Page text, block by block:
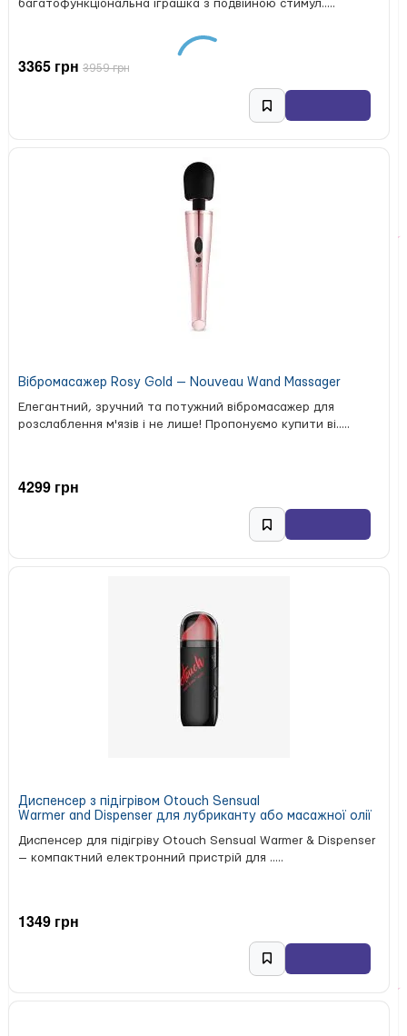
час роботи: до 40 хвилин
час заряджання: до 3 годин
матеріали: силікон, АБС-пластик
У комплекті: USB-кабель для заряджання.
Гратися можна для точкової стимуляції та ніжного
еротичного масажу, щоб завжди мати задоволення під
багатофункціональна іграшка з подвійною стимул.....
3365 грн 3959 грн
Вібромасажер Rosy Gold — Nouveau Wand Massager
Елегантний, зручний та потужний вібромасажер для
розслаблення м'язів і не лише! Пропонуємо купити ві.....
4299 грн
Диспенсер з підігрівом Otouch Sensual
Warmer and Dispenser для лубриканту або масажної олії
Диспенсер для підігріву Otouch Sensual Warmer & Dispenser
— компактний електронний пристрій для .....
1349 грн